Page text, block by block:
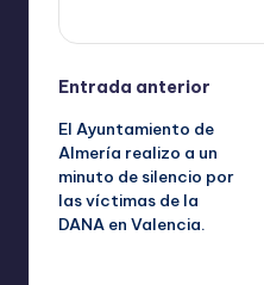
Navegación
de
entradas
Entrada anterior
El Ayuntamiento de
Almería realizo a un
minuto de silencio por
las víctimas de la
DANA en Valencia.